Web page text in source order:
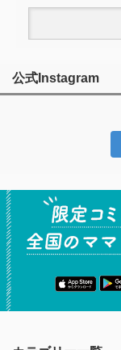
公式Instagram